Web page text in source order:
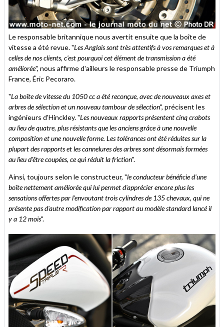
Le responsable britannique nous avertit ensuite que la boîte de
vitesse a été revue. "Les Anglais sont très attentifs à vos remarques et à
celles de nos clients, c'est pourquoi cet élément de transmission a été
améliorée", nous affirme d'ailleurs le responsable presse de Triumph
France, Éric Pecoraro.
"La boîte de vitesse du 1050 cc a été reconçue, avec de nouveaux axes et
arbres de sélection et un nouveau tambour de sélection", précisent les
ingénieurs d'Hinckley. "Les nouveaux rapports présentent cinq crabots
au lieu de quatre, plus résistants que les anciens grâce à une nouvelle
composition et une nouvelle forme. Les tolérances ont été réduites sur la
plupart des rapports et les cannelures des arbres sont désormais formées
au lieu d'être coupées, ce qui réduit la friction".
Ainsi, toujours selon le constructeur, "le conducteur bénéficie d'une
boîte nettement améliorée qui lui permet d'apprécier encore plus les
sensations offertes par l'envoutant trois cylindres de 135 chevaux, qui ne
présente pas d'autre modification par rapport au modèle standard lancé il
y a 12 mois".